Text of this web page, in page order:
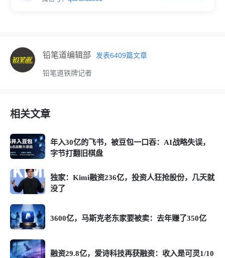
铅笔道编辑部 发表6409篇文章
铅笔道铁牌记者
相关文章
年入30亿的飞书，被豆包一口吞：AI战略失误，
字节打翻旧棋盘
独家：Kimi融资236亿，投资人狂抢股份，几天就
没了
3600亿，马斯克老东家要被卖：去年赚了350亿
融资29.8亿，爱诗科技再获融资：收入是可灵1/10